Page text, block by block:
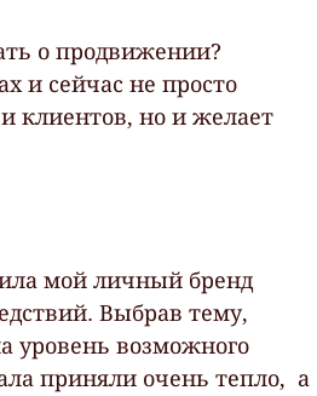
о продвижении?
и сейчас не просто
клиентов, но и желает
мой личный бренд
Выбрав тему,
уровень возможного
приняли очень тепло,  а